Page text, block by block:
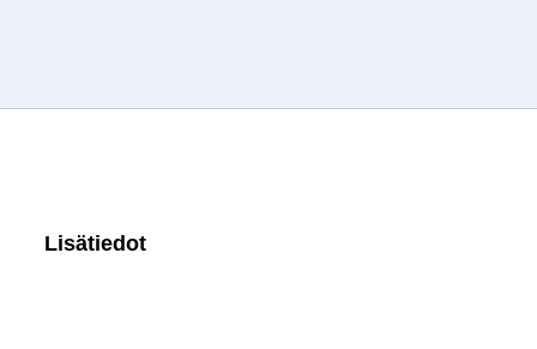
Lisätiedot